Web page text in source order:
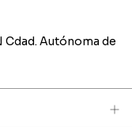
Cdad. Autónoma de